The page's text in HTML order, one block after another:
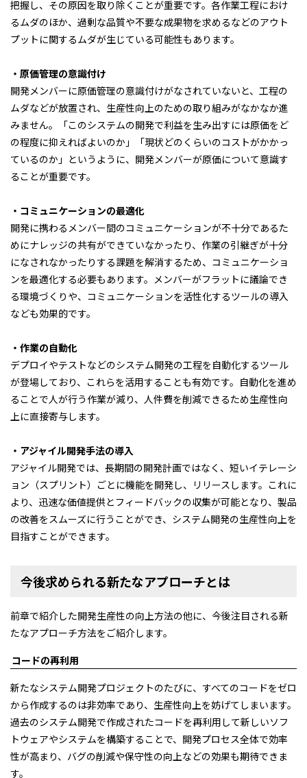
把握し、その原因を取り除くことが重要です。各作業工程におけ
るムダのほか、過剰な品質や不要な成果物を求めるなどのアウト
プットに関するムダが生じている可能性もあります。
・ 原価管理の意識付け
開発メンバーに原価管理の意識付けがなされていないと、工程の
ムダなどが放置され、生産性向上のための取り組みがなかなか進
みません。「このシステムの開発で利益を生み出すには原価をど
の程度に抑えればよいのか」「現状どのくらいのコストがかかっ
ているのか」というように、開発メンバーが原価について意識す
ることが重要です。
・コミュニケーションの最適化
開発に携わるメンバー間のコミュニケーションが不十分であるた
めにナレッジの共有ができていなかったり、作業の引継ぎが十分
になされなかったりする課題を解消するため、コミュニケーショ
ンを最適化する必要もあります。メンバーがフラットに議論でき
る環境づくりや、コミュニケーションを活性化するツールの導入
なども効果的です。
・作業の自動化
デプロイやテストなどのシステム開発の工程を自動化するツール
が登場しており、これらを活用することも有効です。自動化を進め
ることで人が行う作業が減り、人件費を削減できるため生産性向
上に直接寄与します。
・アジャイル開発手法の導入
アジャイル開発では、長期間の開発計画ではなく、短いイテレーシ
ョン（スプリント）ごとに機能を開発し、リリースします。これに
より、迅速な価値提供とフィードバックの収集が可能となり、製品
の改善をスムーズに行うことができ、システム開発の生産性向上を
目指すことができます。
今後求められる新たなアプローチとは
前章で紹介した開発生産性の向上方法の他に、今後注目される新
たなアプローチ方法をご紹介します。
コードの再利用
新たなシステム開発プロジェクトのたびに、すべてのコードをゼロ
から作成するのは非効率であり、生産性向上を妨げてしまいます。
過去のシステム開発で作成されたコードを再利用して新しいソフ
トウェアやシステムを構築することで、開発プロセス全体で効率
性が高まり、バグの削減や保守性の向上などの効果も期待できま
す。